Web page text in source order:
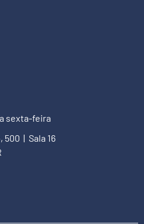
sexta-feira
500 | Sala 16